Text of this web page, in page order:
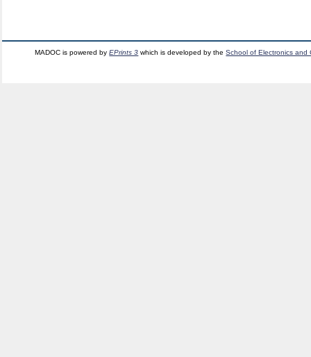
MADOC is powered byEPrints 3 which is developed by theSchool of Electronics and